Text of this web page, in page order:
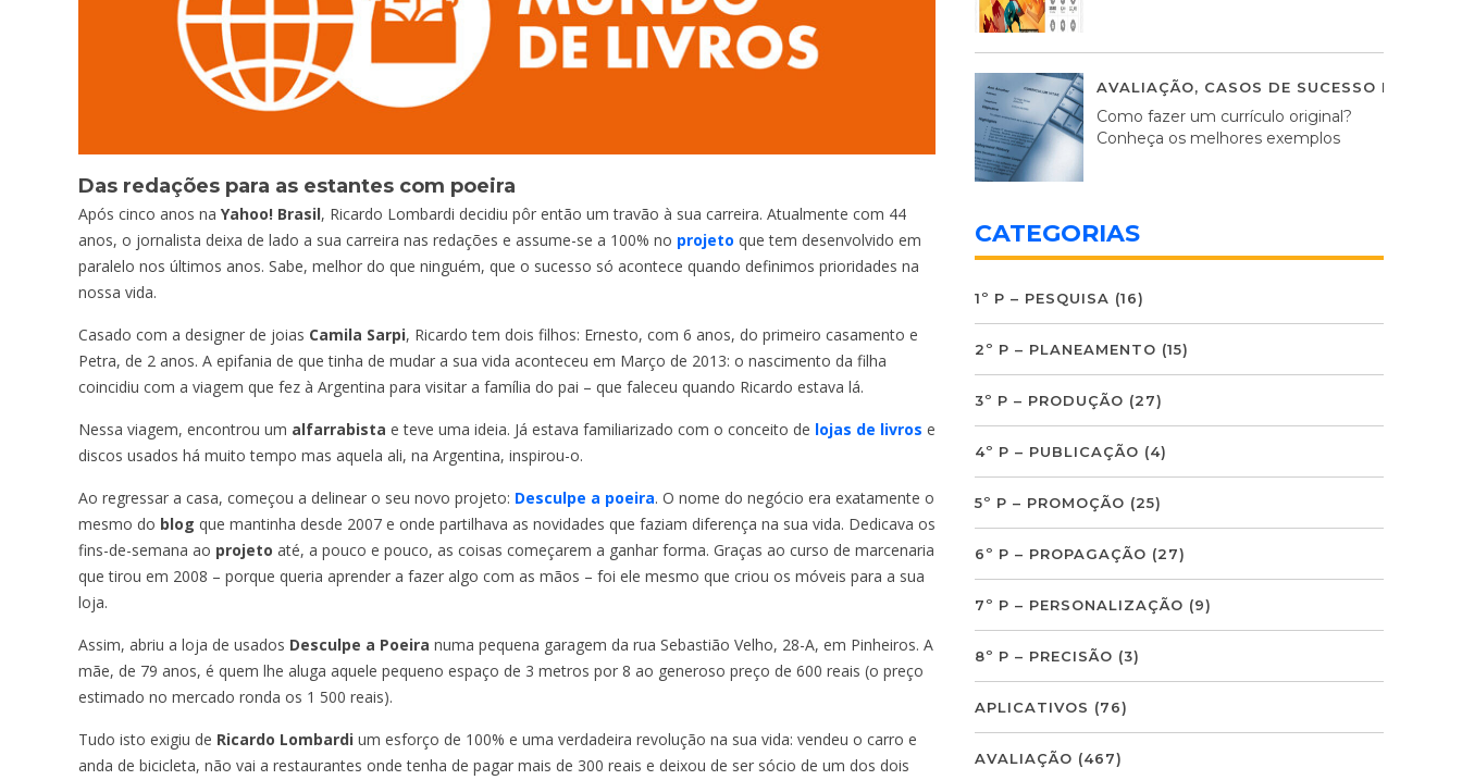
Das redações para as estantes com poeira
Após cinco anos na Yahoo! Brasil, Ricardo Lombardi decidiu pôr então um travão à sua carreira. Atualmente com 44
anos, o jornalista deixa de lado a sua carreira nas redações e assume-se a 100% no projeto que tem desenvolvido em
paralelo nos últimos anos. Sabe, melhor do que ninguém, que o sucesso só acontece quando definimos prioridades na
nossa vida.
Casado com a designer de joias Camila Sarpi, Ricardo tem dois filhos: Ernesto, com 6 anos, do primeiro casamento e
Petra, de 2 anos. A epifania de que tinha de mudar a sua vida aconteceu em Março de 2013: o nascimento da filha
coincidiu com a viagem que fez à Argentina para visitar a família do pai – que faleceu quando Ricardo estava lá.
Nessa viagem, encontrou um alfarrabista e teve uma ideia. Já estava familiarizado com o conceito de lojas de livros e
discos usados há muito tempo mas aquela ali, na Argentina, inspirou-o.
Ao regressar a casa, começou a delinear o seu novo projeto: Desculpe a poeira. O nome do negócio era exatamente o
mesmo do blog que mantinha desde 2007 e onde partilhava as novidades que faziam diferença na sua vida. Dedicava os
fins-de-semana ao projeto até, a pouco e pouco, as coisas começarem a ganhar forma. Graças ao curso de marcenaria
que tirou em 2008 – porque queria aprender a fazer algo com as mãos – foi ele mesmo que criou os móveis para a sua
loja.
Assim, abriu a loja de usados Desculpe a Poeira numa pequena garagem da rua Sebastião Velho, 28-A, em Pinheiros. A
mãe, de 79 anos, é quem lhe aluga aquele pequeno espaço de 3 metros por 8 ao generoso preço de 600 reais (o preço
estimado no mercado ronda os 1 500 reais).
Tudo isto exigiu de Ricardo Lombardi um esforço de 100% e uma verdadeira revolução na sua vida: vendeu o carro e
anda de bicicleta, não vai a restaurantes onde tenha de pagar mais de 300 reais e deixou de ser sócio de um dos dois
AVALIAÇÃO, CASOS DE SUCESSO DE
Como fazer um currículo original?
Conheça os melhores exemplos
CATEGORIAS
1º P – PESQUISA (16)
2º P – PLANEAMENTO (15)
3º P – PRODUÇÃO (27)
4º P – PUBLICAÇÃO (4)
5º P – PROMOÇÃO (25)
6º P – PROPAGAÇÃO (27)
7º P – PERSONALIZAÇÃO (9)
8º P – PRECISÃO (3)
APLICATIVOS (76)
AVALIAÇÃO (467)